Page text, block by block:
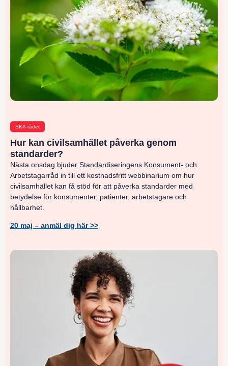
SKA-rådet
Hur kan civilsamhället påverka genom
standarder?
Nästa onsdag bjuder Standardiseringens Konsument- och
Arbetstagarråd in till ett kostnadsfritt webbinarium om hur
civilsamhället kan få stöd för att påverka standarder med
betydelse för konsumenter, patienter, arbetstagare och
hållbarhet.
20 maj – anmäl dig här >>